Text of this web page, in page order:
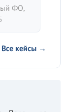
ФО,
Все кейсы →